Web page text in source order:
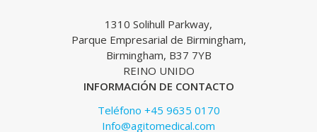
1310 Solihull Parkway,
Parque Empresarial de Birmingham,
Birmingham, B37 7YB
REINO UNIDO
INFORMACIÓN DE CONTACTO
Teléfono +45 9635 0170
Info@agitomedical.com